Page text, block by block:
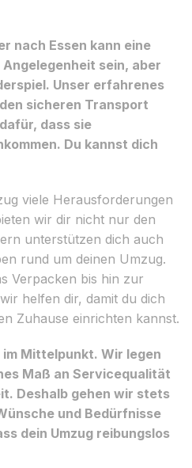
nach Essen kann eine
sein, aber
Unser erfahrenes
sicheren Transport
dass sie
Du kannst dich
viele Herausforderungen
wir dir nicht nur den
unterstützen dich auch
rund um deinen Umzug.
Verpacken bis hin zur
helfen dir, damit du dich
Zuhause einrichten kannst.
Mittelpunkt. Wir legen
Maß an Servicequalität
Deshalb gehen wir stets
und Bedürfnisse
dein Umzug reibungslos